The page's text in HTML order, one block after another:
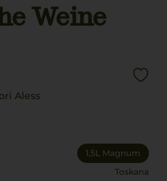
0,75 L
Weine
Aless
1,5L Magnum
Toskana